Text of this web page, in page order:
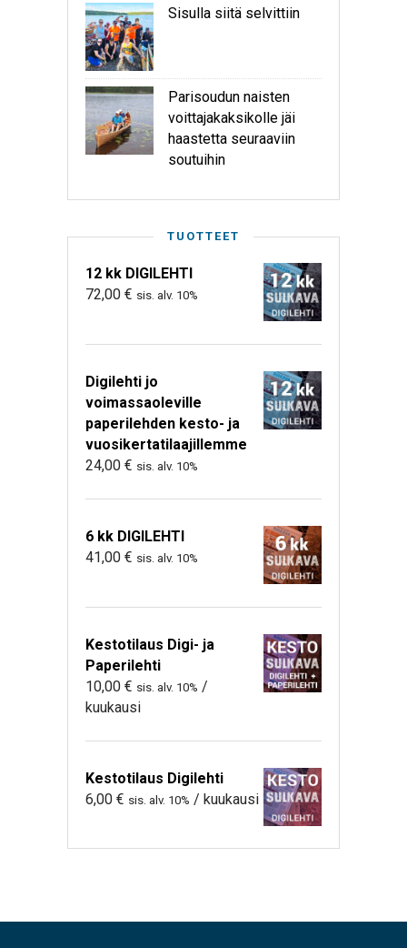
Sisulla siitä selvittiin
Parisoudun naisten
voittajakaksikolle jäi
haastetta seuraaviin
soutuihin
TUOTTEET
12 kk DIGILEHTI
72,00 € sis. alv. 10%
Digilehti jo
voimassaoleville
paperilehden kesto- ja
vuosikertatilaajillemme
24,00 € sis. alv. 10%
6 kk DIGILEHTI
41,00 € sis. alv. 10%
Kestotilaus Digi- ja
Paperilehti
10,00 € sis. alv. 10% /
kuukausi
Kestotilaus Digilehti
6,00 € sis. alv. 10% / kuukausi